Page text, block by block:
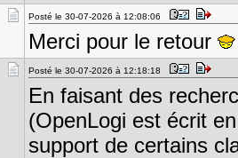
Posté le 30-07-2026 à 12:08:06
Merci pour le retour
Posté le 30-07-2026 à 12:18:18
En faisant des
(OpenLogi est écrit
support de certains